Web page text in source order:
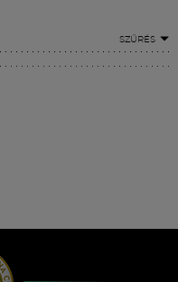
SZŰRÉS